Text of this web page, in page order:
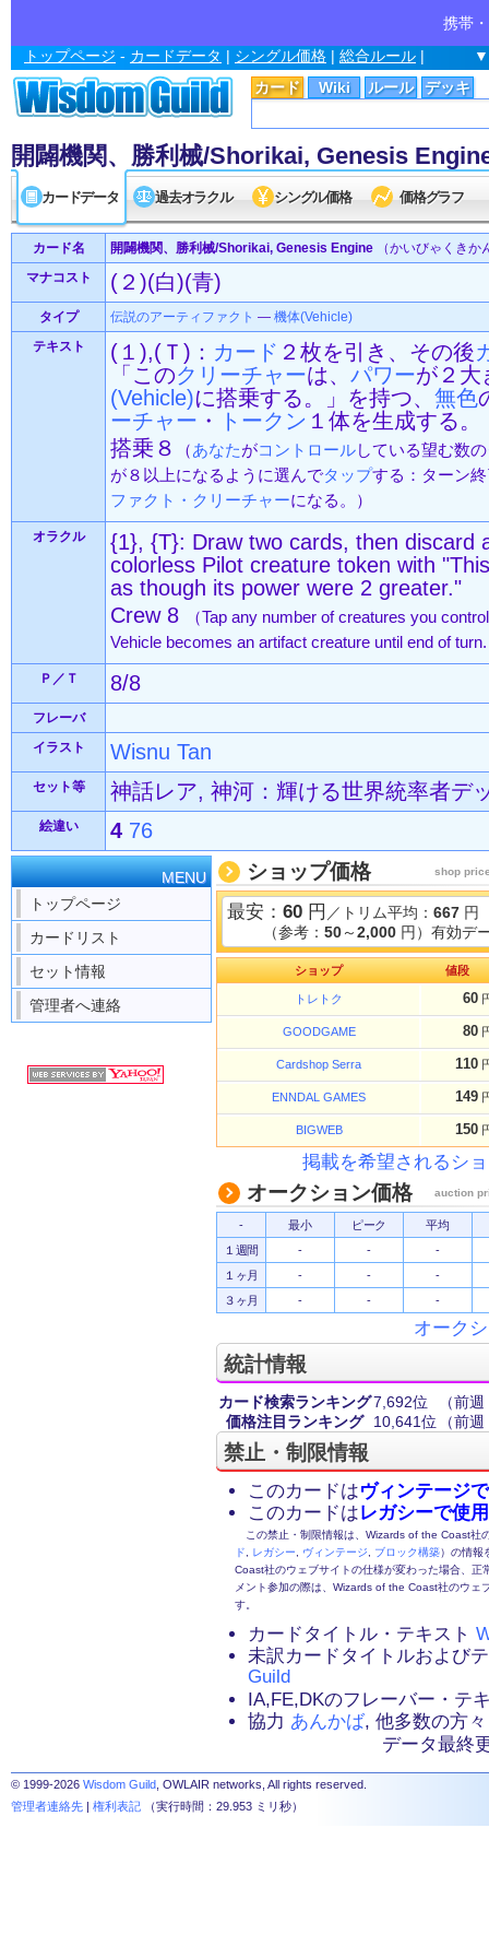
携帯
カード Wiki ルール デッキ
トップページ - カードデータ | シングル価格 | 総合ルール |
開闢機関、勝利械/Shorikai, Genesis
カードデータ 過去オラクル シングル価格 価格グラフ
カード名 開闢機関、勝利械/Shorikai, Genesis Engine （かいびゃくきか
マナコスト
(２)(白)(青)
タイプ 伝説のアーティファクト — 機体(Vehicle)
テキスト
(１),(Ｔ)： カード ２枚を引き、その後
「このクリーチャーは、 パワーが２大
(Vehicle)に搭乗する。」を持つ、 無色
ーチャー ・ トークン １体を生成する。
搭乗８
（あなたがコントロールしている望む数の
が８以上になるように選んでタップする：ターン
ファクト・クリーチャーになる。）
オラクル
{1}, {T}: Draw two cards, then discard
colorless Pilot creature token with
as though its power were 2 greater."
Crew 8
（Tap any number of creatures you
Vehicle becomes an artifact creature until end of
Ｐ／Ｔ 8/8
フレーバ
イラスト
Wisnu Tan
セット等 神話レア, 神河：輝ける世界統率者デ
絵違い 4 76
MENU
トップページ
カードリスト
セット情報
管理者へ連絡
ショップ価格 shop
最安： 60 円 ／トリム平均： 667 円
（参考： 50～2,000 円）有効デ
ショップ 値段
トレトク 60
GOODGAME 80
Cardshop Serra 110
ENNDAL GAMES 149
BIGWEB 150
掲載を希望されるシ
オークション価格 auction
- 最小 ピーク
平均
１週間
- -
-
１ヶ月
- -
-
３ヶ月
- - -
オーク
統計情報
カード検索ランキング7,692位
（前
価格注目ランキング
10,641位 （前
禁止・制限情報
このカードはヴィンテージ
このカードはレガシーで使
この禁止・制限情報は、Wizards of the Coast社
ド
レガシー ヴィンテージ ブロック構築）の情報
Coast社のウェブサイトの仕様が変わった場合、
メント参加の際は、Wizards of the Coast社のウェ
す。
カードタイトル・テキスト
未訳カードタイトルおよび
Guild
IA,FE,DKのフレーバー・テ
協力 あんかば, 他多数の方々
データ最終
© 1999-2026 Wisdom Guild , OWLAIR networks, All rights reserved.
管理者連絡先 | 権利表記 （実行時間：29.953 ミリ秒）